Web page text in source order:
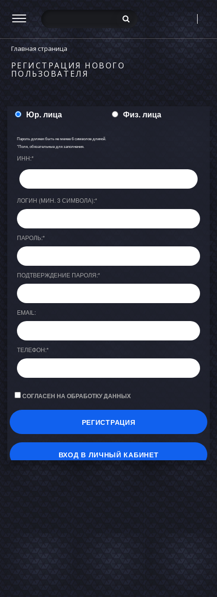
Главная страница
РЕГИСТРАЦИЯ НОВОГО
ПОЛЬЗОВАТЕЛЯ
Юр. лица Физ. лица
Пароль должен быть не менее 6 символов длиной.
*Поля, обязательные для заполнения.
ИНН:*
ЛОГИН (МИН. 3 СИМВОЛА):*
ПАРОЛЬ:*
ПОДТВЕРЖДЕНИЕ ПАРОЛЯ:*
EMAIL:
ТЕЛЕФОН:*
СОГЛАСЕН НА ОБРАБОТКУ ДАННЫХ
ВХОД В ЛИЧНЫЙ КАБИНЕТ